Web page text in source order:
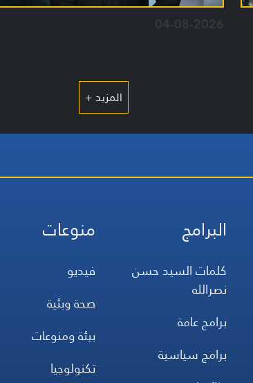
04-08-2026
المزيد +
البرامج
كلمات السيد حسن
نصرالله
برامج عامة
برامج سياسية
منوعات
فيديو
صحة وبئية
بيئة ومنوعات
تكنولوجيا